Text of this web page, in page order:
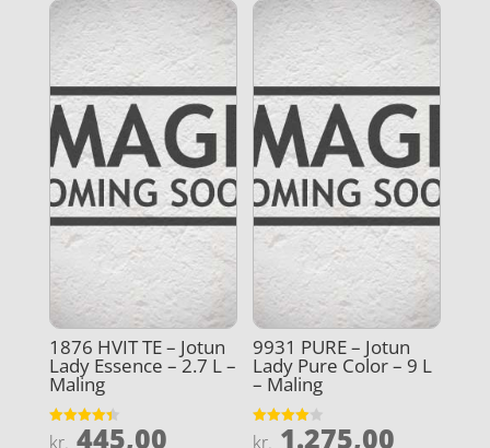
1876 HVIT TE – Jotun
Lady Essence – 2.7 L –
Maling
Vurderet
kr. 445,00
9931 PURE – Jotun
Lady Pure Color – 9 L
– Maling
Vurderet
kr. 1.275,00